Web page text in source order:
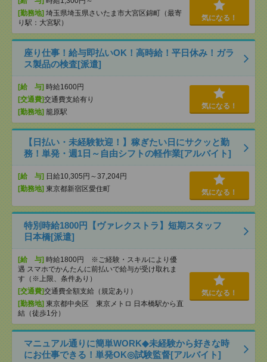
[勤務地] 埼玉県埼玉県さいたま市大宮区錦町（最寄
り駅：大宮駅）
気になる！
座り仕事！給与即払いOK！高時給！平日休み！ガラ
ス製品の検査[派遣]
[給 与] 時給1600円
[交通費]交通費支給有り
[勤務地] 籠原駅
気になる！
【日払い・未経験歓迎！】稼ぎたい日にサクッと勤
務！単発・週1日～自由シフトの軽作業[アルバイト]
[給 与] 日給10,305円～37,204円
[勤務地] 東京都新宿区愛住町 気になる！
特別時給1800円【ヴァレクストラ】短期スタッフ
日本橋[派遣]
[給 与] 時給1800円 ※ご経験・スキルにより優
遇 スマホでかんたんに前払いで給与が受け取れま
す（※上限、条件あり）
[交通費]交通費全額支給（規定あり）
[勤務地] 東京都中央区 東京メトロ 日本橋駅から直
結（徒歩1分）
気になる！
マニュアル通りに簡単WORK◆未経験から好きな時
にお仕事できる！単発OK◎試験監督[アルバイト]